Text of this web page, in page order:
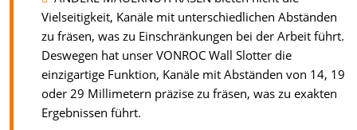
Vielseitigkeit, Kanäle mit unterschiedlichen Abständen
zu fräsen, was zu Einschränkungen bei der Arbeit führt.
Deswegen hat unser VONROC Wall Slotter die
einzigartige Funktion, Kanäle mit Abständen von 14, 19
oder 29 Millimetern präzise zu fräsen, was zu exakten
Ergebnissen führt.